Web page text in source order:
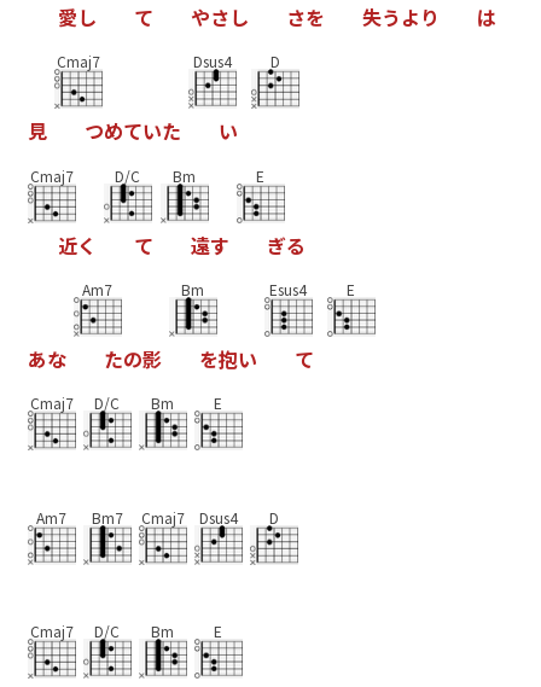
愛し て やさし さを 失う よ り は
見
Cmaj7
つめていた
Dsus4
い
D
Cmaj7
近く
D/C
て
Bm
遠す
E
ぎる
あな
Am7
たの影
Bm
を抱い
Esus4
て
E
Cmaj7 D/C Bm E
Am7 Bm7 Cmaj7 Dsus4 D
Cmaj7 D/C Bm E